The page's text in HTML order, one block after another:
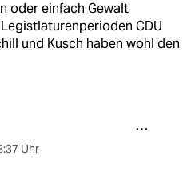
oder einfach Gewalt
CDU
und Kusch haben wohl den
Uhr